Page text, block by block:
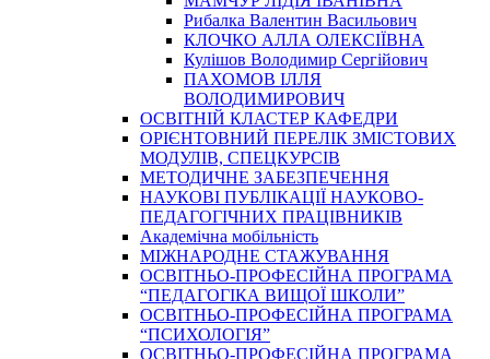
Рибалка Валентин Васильович
КЛОЧКО АЛЛА ОЛЕКСІЇВНА
Кулішов Володимир Сергійович
ПАХОМОВ ІЛЛЯ
ВОЛОДИМИРОВИЧ
ОСВІТНІЙ КЛАСТЕР КАФЕДРИ
ОРІЄНТОВНИЙ ПЕРЕЛІК ЗМІСТОВИХ
МОДУЛІВ, СПЕЦКУРСІВ
МЕТОДИЧНЕ ЗАБЕЗПЕЧЕННЯ
НАУКОВІ ПУБЛІКАЦІЇ НАУКОВО-
ПЕДАГОГІЧНИХ ПРАЦІВНИКІВ
Академічна мобільність
МІЖНАРОДНЕ СТАЖУВАННЯ
ОСВІТНЬО-ПРОФЕСІЙНА ПРОГРАМА
“ПЕДАГОГІКА ВИЩОЇ ШКОЛИ”
ОСВІТНЬО-ПРОФЕСІЙНА ПРОГРАМА
“ПСИХОЛОГІЯ”
ОСВІТНЬО-ПРОФЕСІЙНА ПРОГРАМА